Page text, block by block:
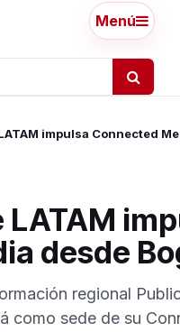
Menú
LATAM
desde
regional
como sede de su